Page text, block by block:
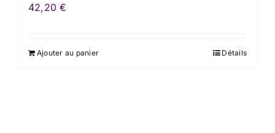
42,20€
Ajouter au panier Détails